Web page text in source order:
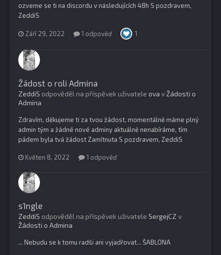
ozveme se ti na discordu v následujících 48h S pozdravem,
ZeddiS
Září 29, 2022 1 odpověď 1
Žádost o roli Admina
ZeddiS odpověděl na příspěvek uživatele ova vŽádosti o
Admina
Zdravím, děkujeme ti za tvou žádost, momentálně máme plný
admin tým a žádné nové adminy aktuálně nenabíráme, tím
pádem byla tvá žádost Zamítnuta S pozdravem, ZeddiS
Květen 8, 2022 1 odpověď
s1ngle
ZeddiS odpověděl na příspěvek uživatele SergejCZ v
Žádosti o Admina
... Nebudu se k tomu radši ani vyjadřovat... ŠABLONA